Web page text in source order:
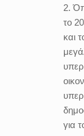
2.
το
και
για